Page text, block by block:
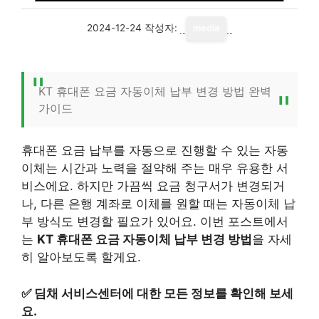
2024-12-24 작성자:
KT 휴대폰 요금 자동이체 납부 변경 방법 완벽
가이드
휴대폰 요금 납부를 자동으로 진행할 수 있는 자동
이체는 시간과 노력을 절약해 주는 매우 유용한 서
비스에요. 하지만 가끔씩 요금 청구서가 변경되거
나, 다른 은행 계좌로 이체를 원할 때는 자동이체 납
부 방식도 변경할 필요가 있어요. 이번 포스트에서
는 KT 휴대폰 요금 자동이체 납부 변경 방법 을 자세
히 알아보도록 할게요.
✅ 딤채 서비스센터에 대한 모든 정보를 확인해 보세
요.